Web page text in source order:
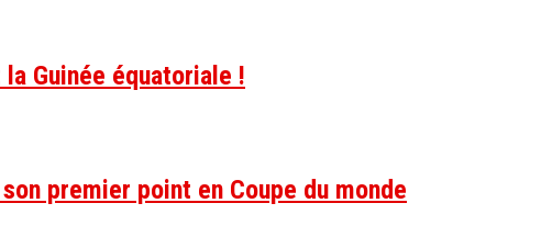
Guinée équatoriale !
premier point en Coupe du monde